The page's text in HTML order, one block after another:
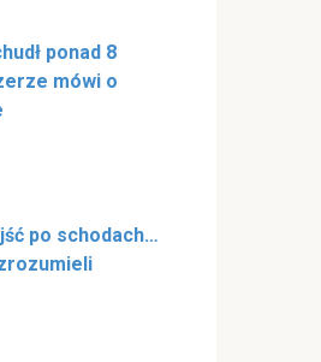
ponad 8
mówi o
po schodach…